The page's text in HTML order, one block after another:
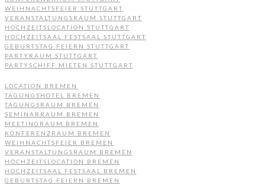
WEIHNACHTSFEIER STUTTGART
VERANSTALTUNGSRAUM STUTTGART
HOCHZEITSLOCATION STUTTGART
HOCHZEITSAAL FESTSAAL STUTTGART
GEBURTSTAG FEIERN STUTTGART
PARTYRAUM STUTTGART
PARTYSCHIFF MIETEN STUTTGART
LOCATION BREMEN
TAGUNGSHOTEL BREMEN
TAGUNGSRAUM BREMEN
SEMINARRAUM BREMEN
MEETINGRAUM BREMEN
KONFERENZRAUM BREMEN
WEIHNACHTSFEIER BREMEN
VERANSTALTUNGSRAUM BREMEN
HOCHZEITSLOCATION BREMEN
HOCHZEITSAAL FESTSAAL BREMEN
GEBURTSTAG FEIERN BREMEN